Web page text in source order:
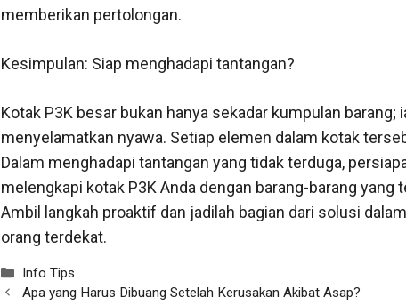
memberikan pertolongan.
Kesimpulan: Siap menghadapi tantangan?
Kotak P3K besar bukan hanya sekadar kumpulan barang;
menyelamatkan nyawa. Setiap elemen dalam kotak
Dalam menghadapi tantangan yang tidak terduga,
melengkapi kotak P3K Anda dengan barang-barang yang
Ambil langkah proaktif dan jadilah bagian dari solusi
orang terdekat.
Categories
Info Tips
Apa yang Harus Dibuang Setelah Kerusakan Akibat Asap?